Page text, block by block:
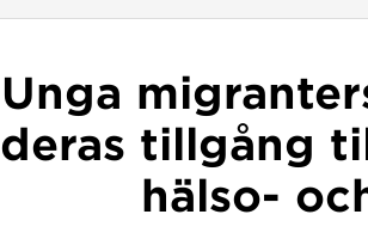
Unga
deras tillgång
hälso-